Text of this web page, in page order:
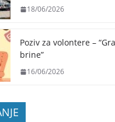
18/06/2026
Poziv za volontere –
brine”
16/06/2026